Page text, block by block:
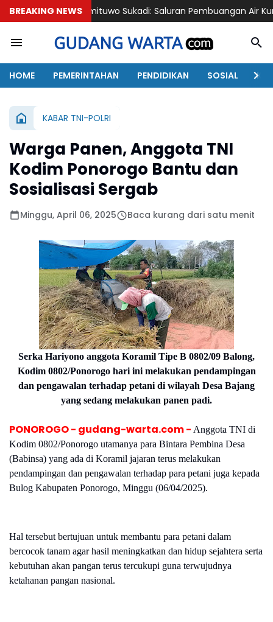
BREAKING NEWS
Kamituwo Sukadi: Saluran Pembuangan Air Kunci Pokok
HOME PEMERINTAHAN PENDIDIKAN SOSIAL
KABAR TNI-POLRI
Warga Panen, Anggota TNI
Kodim Ponorogo Bantu dan
Sosialisasi Sergab
Minggu, April 06, 2025 Baca kurang dari satu menit
Serka Hariyono anggota Koramil Tipe B 0802/09 Balong,
Kodim 0802/Ponorogo hari ini melakukan pendampingan
dan pengawalan terhadap petani di wilayah Desa Bajang
yang sedang melakukan panen padi.
PONOROGO - gudang-warta.com - Anggota TNI di
Kodim 0802/Ponorogo utamanya para Bintara Pembina Desa
(Babinsa) yang ada di Koramil jajaran terus melakukan
pendampingan dan pengawalan terhadap para petani juga kepada
Bulog Kabupaten Ponorogo, Minggu (06/04/2025).
Hal tersebut bertujuan untuk membantu para petani dalam
bercocok tanam agar hasil meningkatkan dan hidup sejahtera serta
kebutuhan akan pangan terus tercukupi guna terwujudnya
ketahanan pangan nasional.